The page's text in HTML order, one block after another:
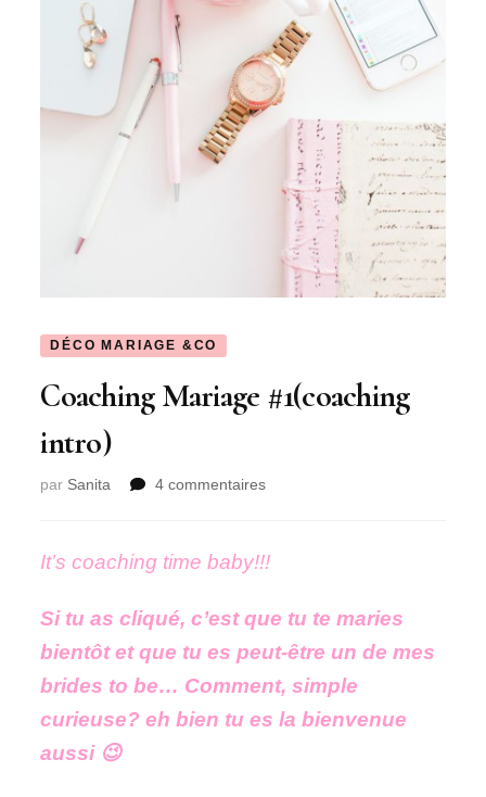
DÉCO MARIAGE &CO
Coaching Mariage #1(coaching
intro)
par Sanita 4 commentairessur
#1(coaching
intro)
It’s coaching time baby!!!
Si tu as cliqué, c’est que tu te maries
bientôt et que tu es peut-être un de mes
brides to be… Comment, simple
curieuse? eh bien tu es la bienvenue
aussi 😉